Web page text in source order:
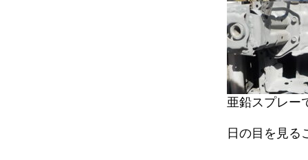
亜鉛スプレ
日の目を見る